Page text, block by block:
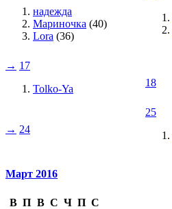
надежда
Мариночка (40)
Lora (36)
→ 17
Tolko-Ya
18
→ 24
25
Март 2016
В П В С Ч П С